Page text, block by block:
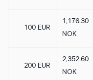
100 EUR
1,176.30
NOK
200 EUR
2,352.60
NOK